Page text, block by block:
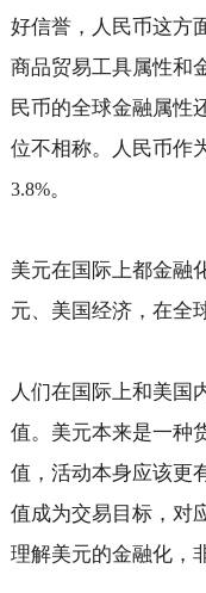
好信誉，人民币这方
商品贸易工具属性和
民币的全球金融属性
位不相称。人民币作
3.8%。
美元在国际上都金融
元、美国经济，在全
人们在国际上和美国
值。美元本来是一种
值，活动本身应该更
值成为交易目标，对
理解美元的金融化，